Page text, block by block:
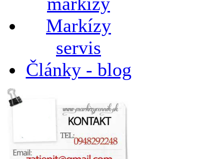
Markízy
servis
Články - blog